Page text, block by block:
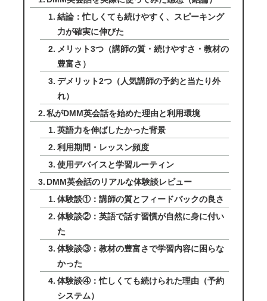
結論：忙しくても続けやすく、スピーキング
力が確実に伸びた
メリット3つ（講師の質・続けやすさ・教材の
豊富さ）
デメリット2つ（人気講師の予約と当たり外
れ）
私がDMM英会話を始めた理由と利用環境
英語力を伸ばしたかった背景
利用期間・レッスン頻度
使用デバイスと学習ルーティン
DMM英会話のリアルな体験談レビュー
体験談①：講師の質とフィードバックの良さ
体験談②：英語で話す習慣が自然に身に付い
た
体験談③：教材の豊富さで学習内容に困らな
かった
体験談④：忙しくても続けられた理由（予約
システム）